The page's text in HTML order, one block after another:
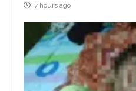
7 hours ago